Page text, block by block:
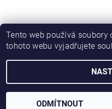
2026 © Novotný NOPO
Tento web používá soubory
tohoto webu vyjadřujete
ODMÍTNOUT